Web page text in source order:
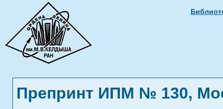
Препринт ИПМ № 130,